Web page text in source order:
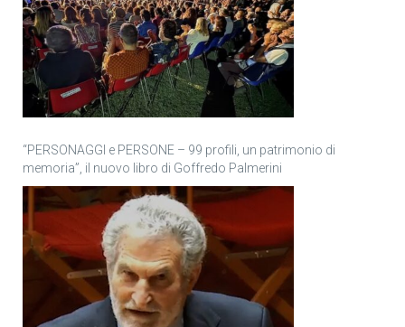
“PERSONAGGI e PERSONE – 99 profili, un patrimonio di
memoria”, il nuovo libro di Goffredo Palmerini